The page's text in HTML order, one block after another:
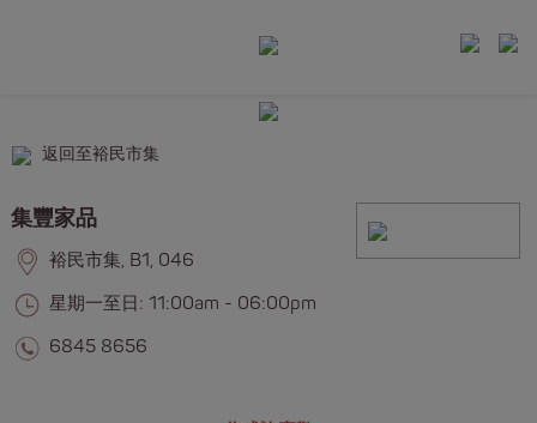
返回至裕民市集
集豐家品
裕民市集, B1, 046
星期一至日: 11:00am - 06:00pm
6845 8656